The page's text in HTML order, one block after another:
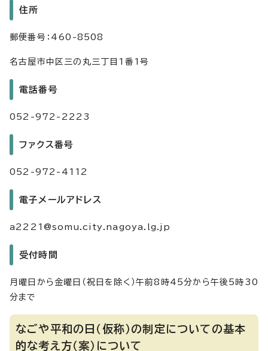
住所
郵便番号：460-8508
名古屋市中区三の丸三丁目1番1号
電話番号
052-972-2223
ファクス番号
052-972-4112
電子メールアドレス
a2221@somu.city.nagoya.lg.jp
受付時間
月曜日から金曜日（祝日を除く）午前8時45分から午後5時30
分まで
なごや平和の日（仮称）の制定についての基本
的な考え方（案）について